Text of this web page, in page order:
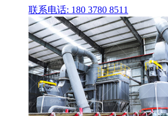
联系电话: 180 3780 8511